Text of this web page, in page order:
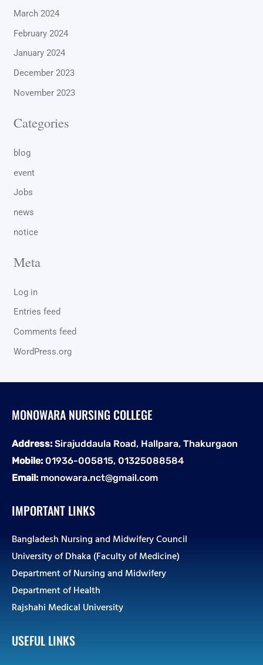
March 2024
February 2024
January 2024
December 2023
November 2023
Categories
blog
event
Jobs
news
notice
Meta
Log in
Entries feed
Comments feed
WordPress.org
MONOWARA NURSING COLLEGE
Address: Sirajuddaula Road, Hallpara, Thakurgaon
Mobile: 01936-005815, 01325088584
Email: monowara.nct@gmail.com
IMPORTANT LINKS
Bangladesh Nursing and Midwifery Council
University of Dhaka (Faculty of Medicine)
Department of Nursing and Midwifery
Department of Health
Rajshahi Medical University
USEFUL LINKS